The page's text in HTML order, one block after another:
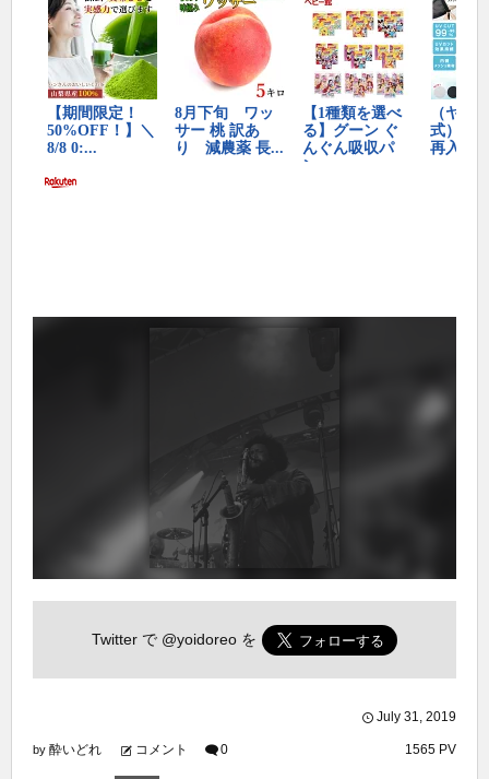
Twitter で @yoidoreo を
July 31, 2019
by 酔いどれ コメント 0 1565 PV